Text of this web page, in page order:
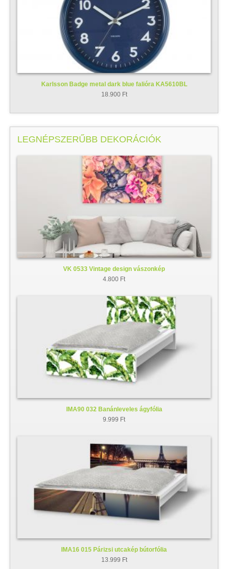
Karlsson Badge metal dark blue falióra KA5610BL
18.900 Ft
LEGNÉPSZERŰBB DEKORÁCIÓK
VK 0533 Vintage design vászonkép
4.800 Ft
IMA90 032 Banánleveles ágyfólia
9.999 Ft
IMA16 015 Párizsi utcakép bútorfólia
13.999 Ft